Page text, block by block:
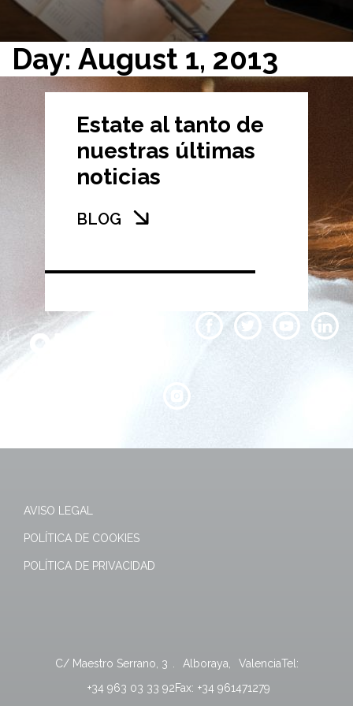
Day: August 1, 2013
Estate al tanto de
nuestras últimas
noticias
BLOG
AVISO LEGAL
POLÍTICA DE COOKIES
POLÍTICA DE PRIVACIDAD
C/ Maestro Serrano, 3 Alboraya ValenciaTel:
+34 963 03 33 92Fax: +34 961471279